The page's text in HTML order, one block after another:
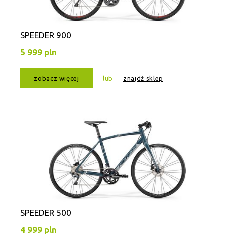
SPEEDER 900
5 999 pln
zobacz więcej lub znajdź sklep
SPEEDER 500
4 999 pln